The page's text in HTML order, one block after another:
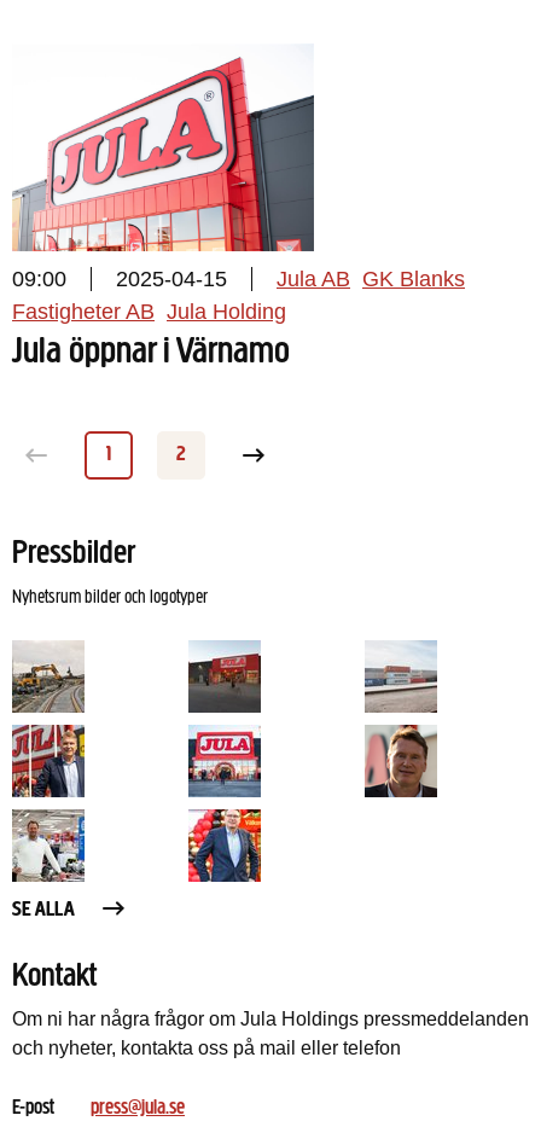
09:00 2025-04-15 Jula AB GK Blanks
Fastigheter AB Jula Holding
Jula öppnar i Värnamo
Sida
1 2
Nästa sida
Pressbilder
Nyhetsrum bilder och logotyper
SE ALLA
Kontakt
Om ni har några frågor om Jula Holdings pressmeddelanden
och nyheter, kontakta oss på mail eller telefon
E-post
press@jula.se